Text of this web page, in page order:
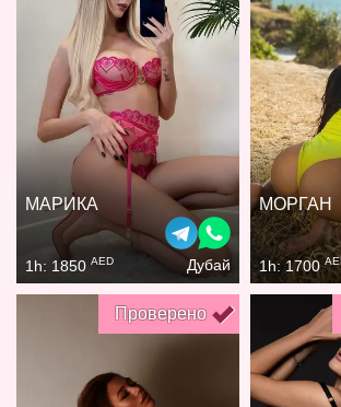
МАРИКА
1h: 1850 AED Дубай
МОРГАН
1h: 1700
Проверено